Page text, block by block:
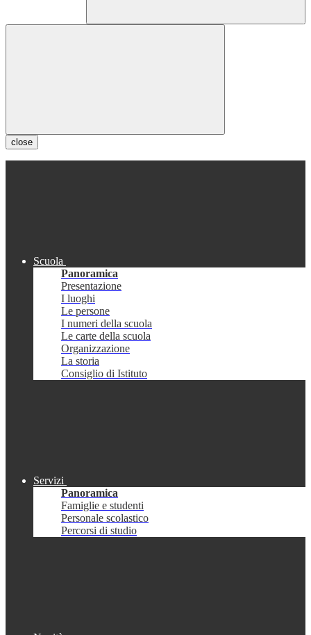
close
Scuola
Panoramica
Presentazione
I luoghi
Le persone
I numeri della scuola
Le carte della scuola
Organizzazione
La storia
Consiglio di Istituto
Servizi
Panoramica
Famiglie e studenti
Personale scolastico
Percorsi di studio